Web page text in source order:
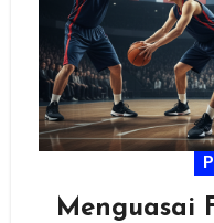
Menguasai